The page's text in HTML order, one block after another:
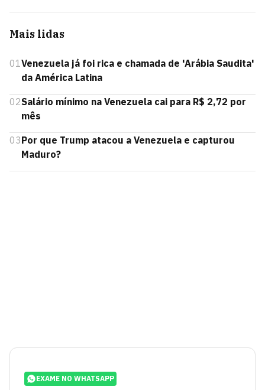
Mais lidas
01Venezuela já foi rica e chamada de 'Arábia Saudita'
da América Latina
02Salário mínimo na Venezuela cai para R$ 2,72 por
mês
03Por que Trump atacou a Venezuela e capturou
Maduro?
EXAME NO WHATSAPP